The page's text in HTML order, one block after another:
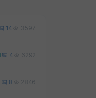
14 3597
4 6292
8 2846